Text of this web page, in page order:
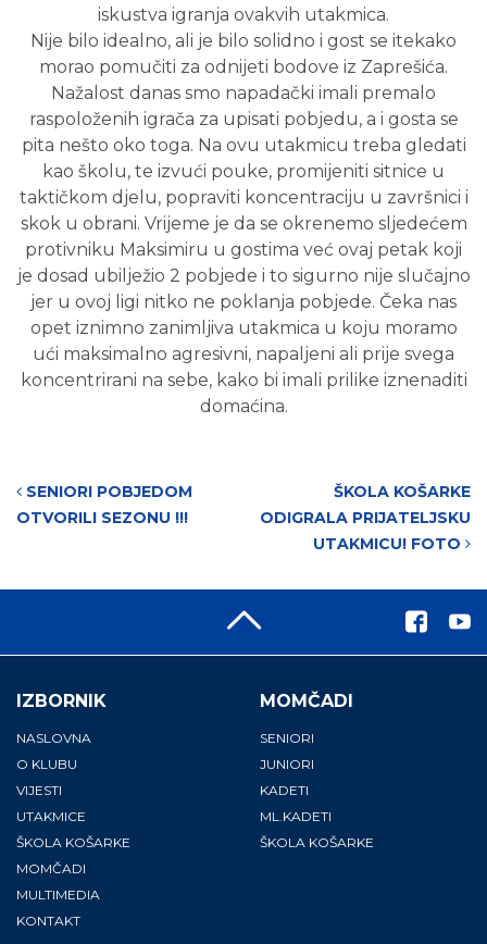
iskustva igranja ovakvih utakmica.
Nije bilo idealno, ali je bilo solidno i gost se itekako
morao pomučiti za odnijeti bodove iz Zaprešića.
Nažalost danas smo napadački imali premalo
raspoloženih igrača za upisati pobjedu, a i gosta se
pita nešto oko toga. Na ovu utakmicu treba gledati
kao školu, te izvući pouke, promijeniti sitnice u
taktičkom djelu, popraviti koncentraciju u završnici i
skok u obrani. Vrijeme je da se okrenemo sljedećem
protivniku Maksimiru u gostima već ovaj petak koji
je dosad ubilježio 2 pobjede i to sigurno nije slučajno
jer u ovoj ligi nitko ne poklanja pobjede. Čeka nas
opet iznimno zanimljiva utakmica u koju moramo
ući maksimalno agresivni, napaljeni ali prije svega
koncentrirani na sebe, kako bi imali prilike iznenaditi
domaćina.
Post navigation
SENIORI POBJEDOM
OTVORILI SEZONU !!!
ŠKOLA KOŠARKE
ODIGRALA PRIJATELJSKU
UTAKMICU! FOTO
IZBORNIK
NASLOVNA
O KLUBU
VIJESTI
UTAKMICE
ŠKOLA KOŠARKE
MOMČADI
MULTIMEDIA
KONTAKT
MOMČADI
SENIORI
JUNIORI
KADETI
ML.KADETI
ŠKOLA KOŠARKE